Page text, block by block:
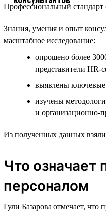
Профессиональный стандарт
Знания, умения и опыт
масштабное исследование:
опрошено более
представители HR-
выявлены ключевые
изучены
и организационно-
Из полученных данных взяли
Что означает
персоналом
Гули Базарова отмечает, что